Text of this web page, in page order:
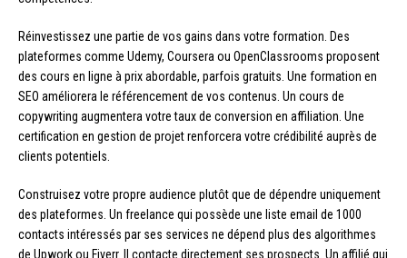
Réinvestissez une partie de vos gains dans votre formation. Des
plateformes comme Udemy, Coursera ou OpenClassrooms proposent
des cours en ligne à prix abordable, parfois gratuits. Une formation en
SEO améliorera le référencement de vos contenus. Un cours de
copywriting augmentera votre taux de conversion en affiliation. Une
certification en gestion de projet renforcera votre crédibilité auprès de
clients potentiels.
Construisez votre propre audience plutôt que de dépendre uniquement
des plateformes. Un freelance qui possède une liste email de 1000
contacts intéressés par ses services ne dépend plus des algorithmes
de Upwork ou Fiverr. Il contacte directement ses prospects. Un affilié qui